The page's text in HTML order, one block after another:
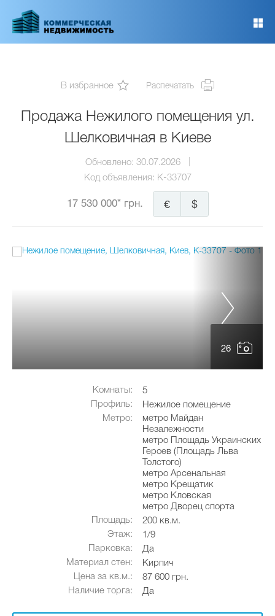
основному
В избранное Распечатать
Продажа Нежилого помещения ул.
Шелковичная в Киеве
Обновлено: 30.07.2026
Код объявления: K-33707
17 530 000* грн. $
€
26
Комнаты:
5
Профиль:
Нежилое помещение
Метро:
метро Майдан
Незалежности
метро Площадь Украинских
Героев (Площадь Льва
Толстого)
метро Арсенальная
метро Крещатик
метро Кловская
метро Дворец спорта
Площадь:
200 кв.м.
Этаж:
1/9
Парковка:
Да
Материал стен:
Кирпич
Цена за кв.м.:
87 600 грн.
Наличие торга:
Да